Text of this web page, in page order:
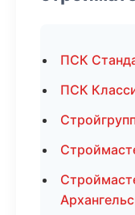
ПСК
ПСК